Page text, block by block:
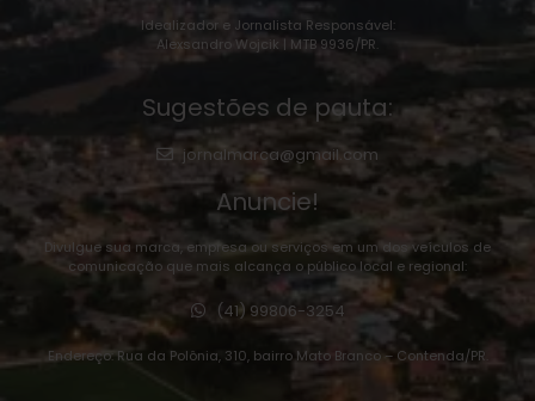
Idealizador e Jornalista Responsável:
Alexsandro Wojcik | MTB 9936/PR.
Sugestões de pauta:
jornalmarca@gmail.com
Anuncie!
Divulgue sua marca, empresa ou serviços em um dos veículos de
comunicação que mais alcança o público local e regional:
(41) 99806-3254
Endereço: Rua da Polônia, 310, bairro Mato Branco – Contenda/PR.